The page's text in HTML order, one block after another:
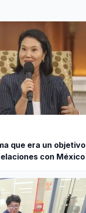
que era un objetivo
con México